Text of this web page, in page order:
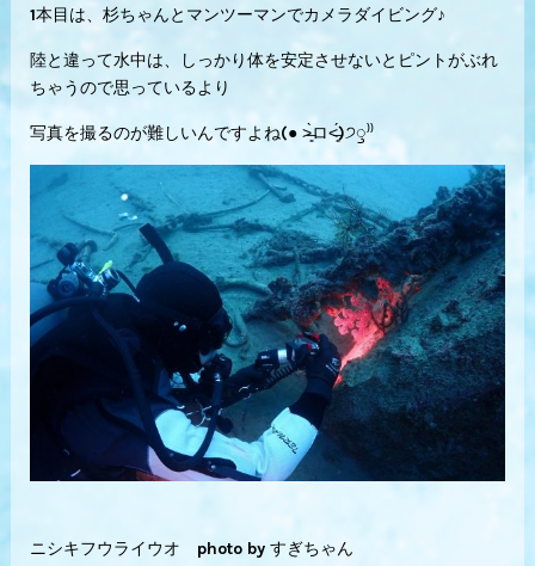
1本目は、杉ちゃんとマンツーマンでカメラダイビング♪
陸と違って水中は、しっかり体を安定させないとピントがぶれ
ちゃうので思っているより
写真を撮るのが難しいんですよね(● ˃̶͈̀ロ˂̶͈́)੭ꠥ⁾⁾
ニシキフウライウオ photo by すぎちゃん